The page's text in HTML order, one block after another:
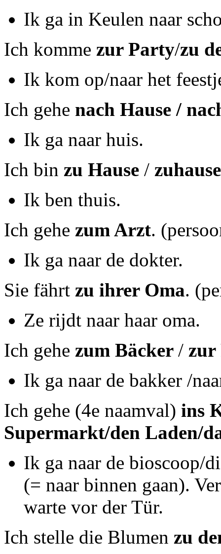
Ik ga in Keulen naar
Ich komme zur Party/zu
Ik kom op/naar het
Ich gehe nach Hause /
Ik ga naar huis.
Ich bin zu Hause / zuhause
Ik ben thuis.
Ich gehe zum Arzt.
Ik ga naar de dokter.
Sie fährt zu ihrer Oma.
Ze rijdt naar haar oma.
Ich gehe zum Bäcker / zur
Ik ga naar de bakker /
Ich gehe (4e naamval) ins
Supermarkt/den Laden/
Ik ga naar de bioscoop/
(= naar binnen gaan).
warte vor der Tür.
Ich stelle die Blumen zu